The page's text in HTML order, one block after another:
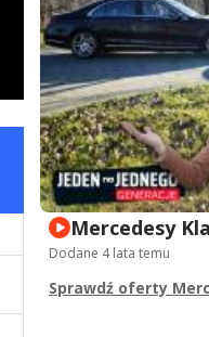
Mercedesy
Dodane 4 lata temu
Sprawdź oferty